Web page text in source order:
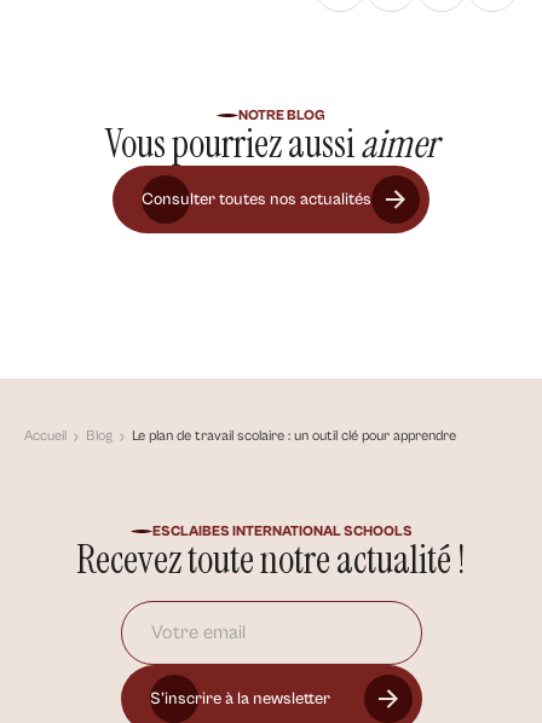
NOTRE BLOG
Vous pourriez aussiaimer
Consulter toutes nos actualités
Accueil Blog Le plan de travail scolaire : un outil clé pour apprendre
ESCLAIBES INTERNATIONAL SCHOOLS
Recevez toute notre actualité !
S’inscrire à la newsletter